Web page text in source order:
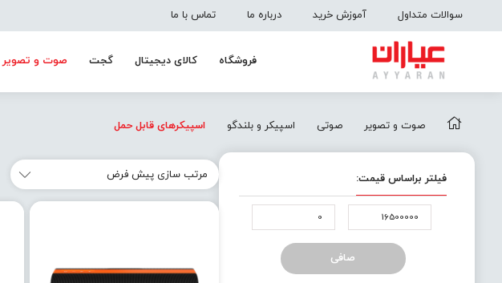
سوالات متداول آموزش خرید درباره ما تماس با ما
فروشگاه کالای دیجیتال گجت صوت و تصویر
صوت و تصویر صوتی اسپیکر و بلندگو اسپیکرهای قابل حمل
فیلتر براساس قیمت:
حداقل
حداكثر
صافی